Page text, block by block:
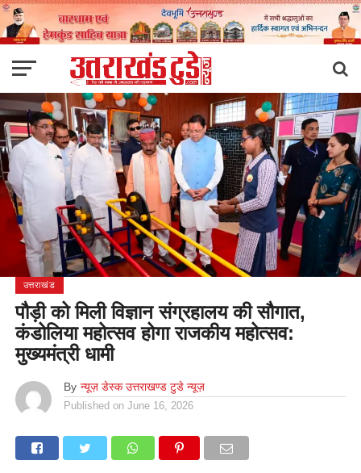
उत्तराखंड
पौड़ी को मिली विज्ञान संग्रहालय की सौगात,
कंडोलिया महोत्सव होगा राजकीय महोत्सव:
मुख्यमंत्री धामी
By न्यूज़ डेस्क उत्तराखण्ड टुडे न्यूज़
Published on June 16, 2026